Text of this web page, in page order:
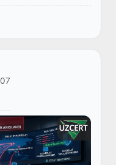
Tramp bilan